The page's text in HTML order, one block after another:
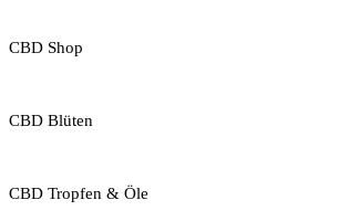
CBD Shop
CBD Blüten
CBD Tropfen & Öle